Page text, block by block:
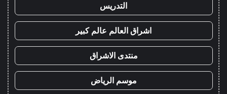
التدريس
اشراق العالم عالم كبير
منتدى الاشراق
موسم الرياض